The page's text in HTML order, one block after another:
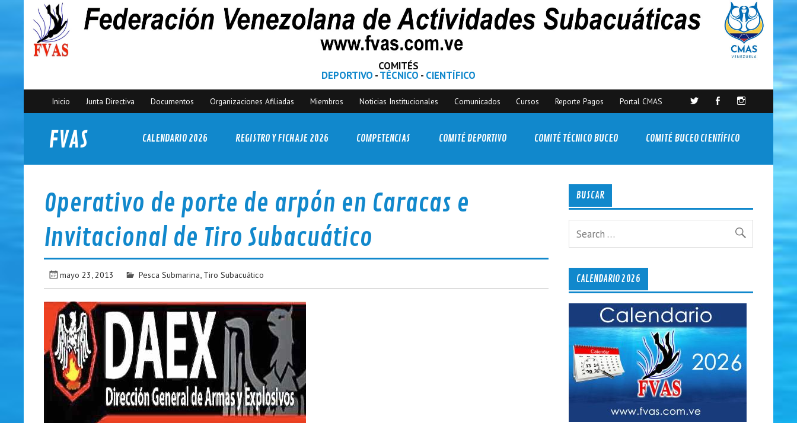
COMITÉS
DEPORTIVO -TÉCNICO - CIENTÍFICO
Inicio Junta Directiva Documentos Organizaciones Afiliadas Miembros Noticias Institucionales Comunicados Cursos Reporte Pagos Portal CMAS
FVAS
Federación Venezolana de Actividades Subacuáticas
CALENDARIO 2026 REGISTRO Y FICHAJE 2026 COMPETENCIAS COMITÉ DEPORTIVO COMITÉ TÉCNICO BUCEO COMITÉ BUCEO CIENTÍFICO
Operativo de porte de arpón en Caracas e
Invitacional de Tiro Subacuático
mayo 23, 2013 Pesca Submarina Tiro Subacuático
BUSCAR
CALENDARIO 2026